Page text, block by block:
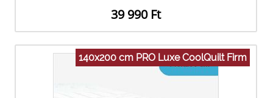
39 990 Ft
140x200 cm PRO Luxe CoolQuilt Firm